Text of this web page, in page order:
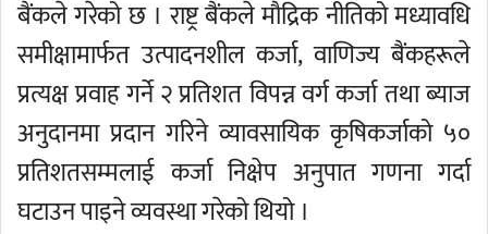
बैंकले गरेको छ । राष्ट्र बैंकले मौद्रिक नीतिको मध्यावधि
समीक्षामार्फत उत्पादनशील कर्जा, वाणिज्य बैंकहरूले
प्रत्यक्ष प्रवाह गर्ने २ प्रतिशत विपन्न वर्ग कर्जा तथा ब्याज
अनुदानमा प्रदान गरिने व्यावसायिक कृषिकर्जाको ५०
प्रतिशतसम्मलाई कर्जा निक्षेप अनुपात गणना गर्दा
घटाउन पाइने व्यवस्था गरेको थियो ।